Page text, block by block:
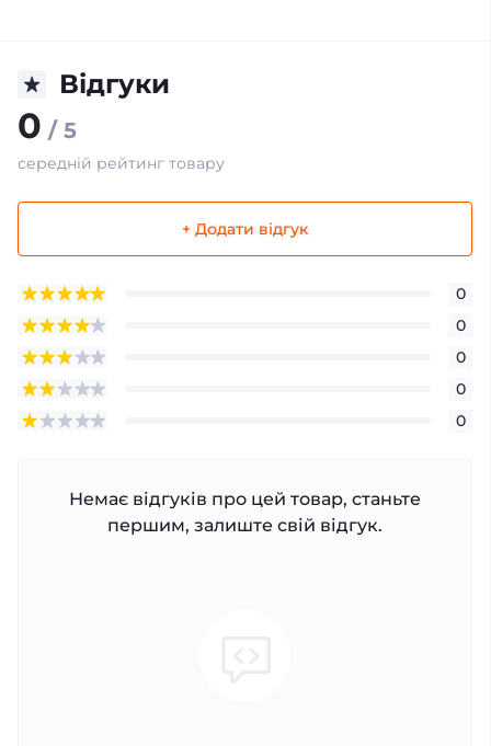
Відгуки
0 / 5
середній рейтинг товару
+ Додати відгук
0
0
0
0
0
Немає відгуків про цей товар, станьте
першим, залиште свій відгук.